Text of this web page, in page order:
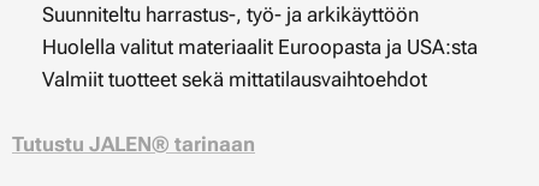
✔ Suunniteltu harrastus-, työ- ja arkikäyttöön
✔ Huolella valitut materiaalit Euroopasta ja USA:sta
✔ Valmiit tuotteet sekä mittatilausvaihtoehdot
Tutustu JALEN® tarinaan